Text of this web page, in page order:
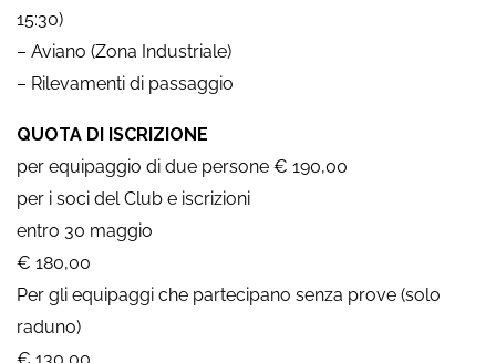
15:30)
– Aviano (Zona Industriale)
– Rilevamenti di passaggio
QUOTA DI ISCRIZIONE
per equipaggio di due persone € 190,00
per i soci del Club e iscrizioni
entro 30 maggio
€ 180,00
Per gli equipaggi che partecipano senza prove (solo
raduno)